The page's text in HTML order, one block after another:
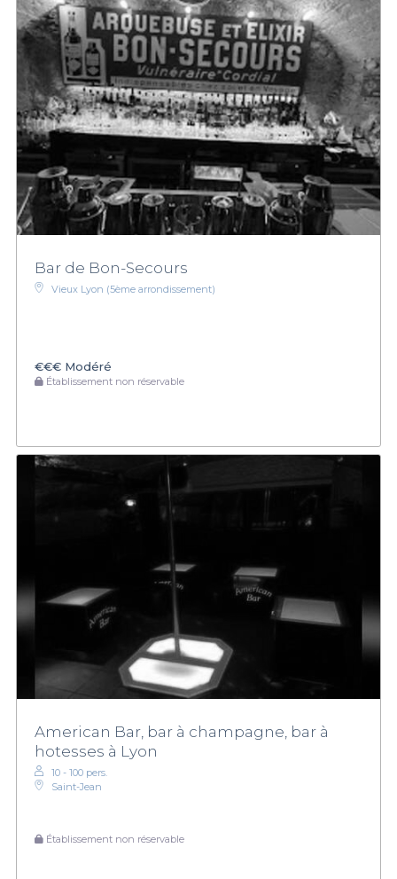
Bar de Bon-Secours
Vieux Lyon (5ème arrondissement)
€€€ Modéré
Établissement non réservable
American Bar, bar à champagne, bar à
hotesses à Lyon
10 - 100 pers.
Saint-Jean
Établissement non réservable